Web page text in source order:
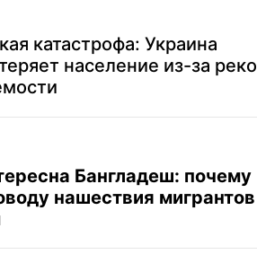
катастрофа: Украина
население из-за
Бангладеш: почему
нашествия